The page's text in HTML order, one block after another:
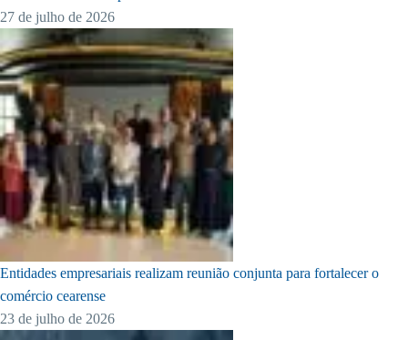
27 de julho de 2026
Entidades empresariais realizam reunião conjunta para fortalecer o
comércio cearense
23 de julho de 2026